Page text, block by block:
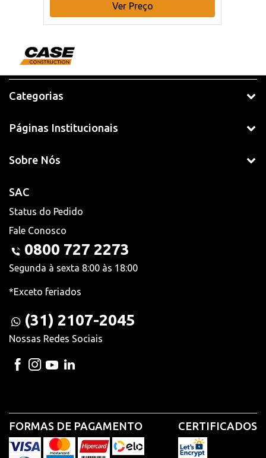
Ver Preço
Categorias
Páginas Institucionais
Sobre Nós
SAC
Status do Pedido
Fale Conosco
0800 727 2273
Segunda à sexta 8:00 às 18:00
*Exceto feriados
(31) 2107-2045
Nossas Redes Sociais
FORMAS DE PAGAMENTO CERTIFICADOS